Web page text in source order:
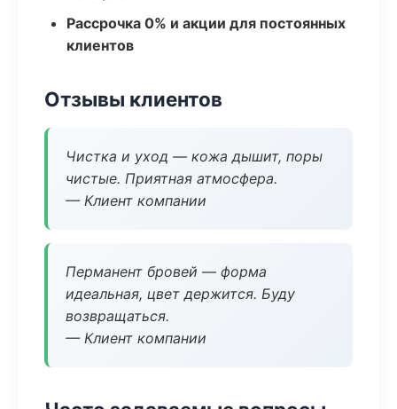
Рассрочка 0% и акции для постоянных
клиентов
Отзывы клиентов
Чистка и уход — кожа дышит, поры
чистые. Приятная атмосфера.
— Клиент компании
Перманент бровей — форма
идеальная, цвет держится. Буду
возвращаться.
— Клиент компании